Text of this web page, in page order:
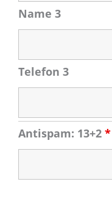
Name 3
Telefon 3
Antispam: 13+2 *